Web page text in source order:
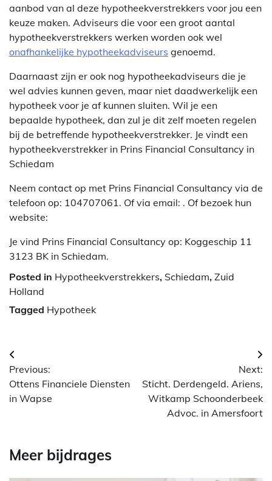
aanbod van al deze hypotheekverstrekkers voor jou een
keuze maken. Adviseurs die voor een groot aantal
hypotheekverstrekkers werken worden ook wel
onafhankelijke hypotheekadviseurs genoemd.
Daarnaast zijn er ook nog hypotheekadviseurs die je
wel advies kunnen geven, maar niet daadwerkelijk een
hypotheek voor je af kunnen sluiten. Wil je een
bepaalde hypotheek, dan zul je dit zelf moeten regelen
bij de betreffende hypotheekverstrekker. Je vindt een
hypotheekverstrekker in Prins Financial Consultancy in
Schiedam
Neem contact op met Prins Financial Consultancy via de
telefoon op: 104707061. Of via email: . Of bezoek hun
website:
Je vind Prins Financial Consultancy op: Koggeschip 11
3123 BK in Schiedam.
Posted in Hypotheekverstrekkers, Schiedam, Zuid
Holland
Tagged Hypotheek
Berichtnavigatie
Previous:
Ottens Financiele Diensten
in Wapse
Next:
Sticht. Derdengeld. Ariens,
Witkamp Schoonderbeek
Advoc. in Amersfoort
Meer bijdrages